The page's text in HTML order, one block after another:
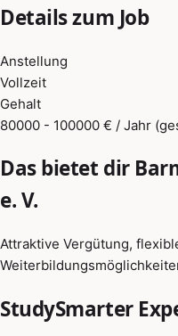
Details zum Job
Anstellung
Vollzeit
Gehalt
80000 - 100000 € / Jahr
Das bietet dir
e. V.
Attraktive Vergütung,
StudySmarter